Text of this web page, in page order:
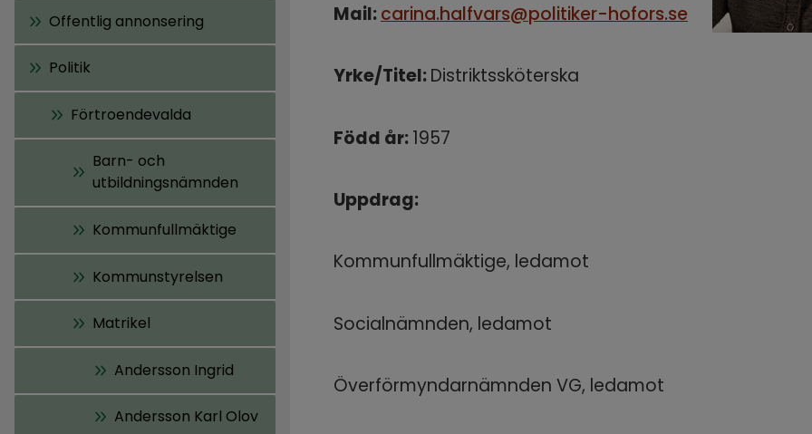
Offentlig annonsering
Politik
Förtroendevalda
Barn- och
utbildningsnämnden
Kommunfullmäktige
Kommunstyrelsen
Matrikel
Andersson Ingrid
Andersson Karl Olov
Mail: carina.halfvars@politiker-hofors.se
Yrke/Titel: Distriktssköterska
Född år: 1957
Uppdrag:
Kommunfullmäktige, ledamot
Socialnämnden, ledamot
Överförmyndarnämnden VG, ledamot